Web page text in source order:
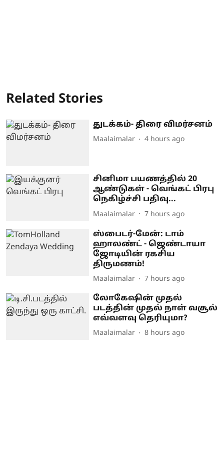
Related Stories
துடக்கம்- திரை விமர்சனம்
Maalaimalar 4 hours ago
சினிமா பயணத்தில் 20
ஆண்டுகள் - வெங்கட் பிரபு
நெகிழ்ச்சி பதிவு...
Maalaimalar 7 hours ago
ஸ்பைடர்-மேன்: டாம்
ஹாலண்ட் - ஜெண்டாயா
ஜோடியின் ரகசிய
திருமணம்!
Maalaimalar 7 hours ago
லோகேஷின் முதல்
படத்தின் முதல் நாள் வசூல்
எவ்வளவு தெரியுமா?
Maalaimalar 8 hours ago